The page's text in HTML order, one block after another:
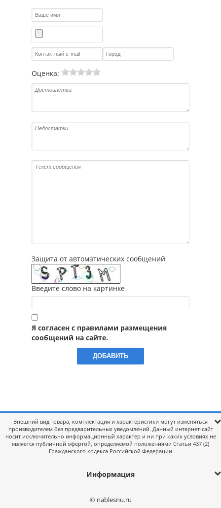
Оценка:
Защита от автоматических сообщений
Введите слово на картинке
Я согласен с правилами размещения
сообщений на сайте.
Внешний вид товара, комплектация и характеристики могут изменяться
производителем без предварительных уведомлений. Данный интернет-сайт
носит исключительно информационный характер и ни при каких условиях не
является публичной офертой, определяемой положениями Статьи 437 (2)
Гражданского кодекса Российской Федерации
Информация
© nablesnu.ru